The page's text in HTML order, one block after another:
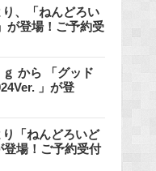
、「ねんどろい
が登場！ご予約受
から 「グッド
」が登
「ねんどろいど
登場！ご予約受付